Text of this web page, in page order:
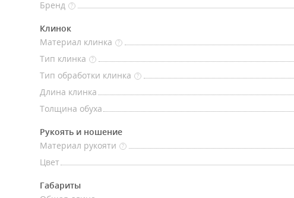
Бренд
?
Клинок
Материал клинка
?
Тип клинка ?
Тип обработки клинка ?
Длина клинка
Толщина обуха
Рукоять и ношение
Материал рукояти
?
Цвет
Габариты